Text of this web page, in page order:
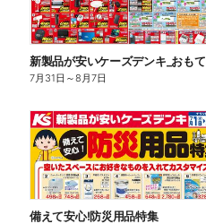
新製品が安いケーズデンキ_おもて
7月31日 ～8月7日
備えて安心!防災用品特集